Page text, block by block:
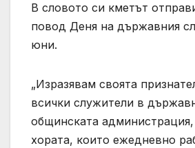
В словото си кметът
повод Деня на държавния
юни.
„Изразявам своята
всички служители в
общинската
хората, които ежедневно